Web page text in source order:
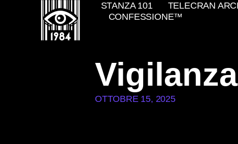
STANZA 101 TELECRAN
CONFESSIONE™
Vigilanza
OTTOBRE 15, 2025